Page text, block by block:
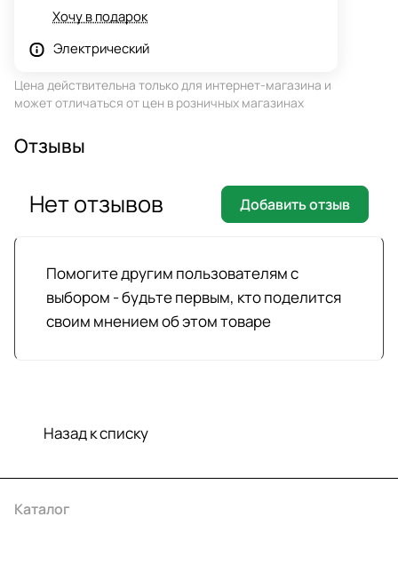
Хочу в подарок
Электрический
Цена действительна только для интернет-магазина и
может отличаться от цен в розничных магазинах
Отзывы
Помогите другим пользователям с
выбором - будьте первым, кто поделится
своим мнением об этом товаре
Нет отзывов Добавить отзыв
Назад к списку
Каталог